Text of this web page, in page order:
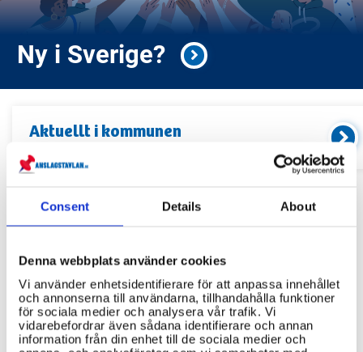
Consent Details About
Denna webbplats använder cookies
Vi använder enhetsidentifierare för att anpassa innehållet
och annonserna till användarna, tillhandahålla funktioner
för sociala medier och analysera vår trafik. Vi
vidarebefordrar även sådana identifierare och annan
information från din enhet till de sociala medier och
Ny i Sverige?
Aktuellt i kommunen
Relaterade länkar
Servicekontor
Bibliotek
Idrottsanläggningar
Återvinningscentraler